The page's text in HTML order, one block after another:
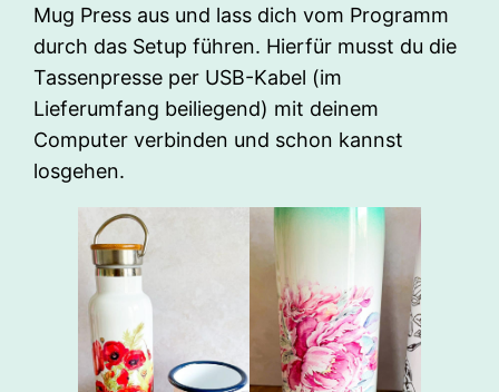
Mug Press aus und lass dich vom Programm
durch das Setup führen. Hierfür musst du die
Tassenpresse per USB-Kabel (im
Lieferumfang beiliegend) mit deinem
Computer verbinden und schon kannst
losgehen.